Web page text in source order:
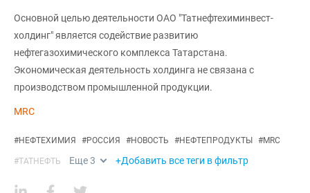
Основной целью деятельности ОАО "Татнефтехиминвест-
холдинг" является содействие развитию
нефтегазохимического комплекса Татарстана.
Экономическая деятельность холдинга не связана с
производством промышленной продукции.
MRC
#НЕФТЕХИМИЯ #РОССИЯ #НОВОСТЬ #НЕФТЕПРОДУКТЫ #MRC
#ТАТНЕФТЬ Еще3 +Добавить все теги в фильтр